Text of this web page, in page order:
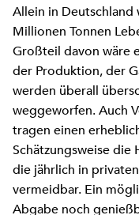
Allein in
Millionen Tonnen
Großteil davon wäre
der Produktion, der
werden überall
weggeworfen. Auch
tragen einen
Schätzungsweise
die jährlich in
vermeidbar. Ein
Abgabe noch